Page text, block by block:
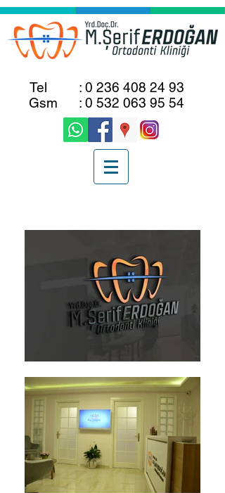
Tel : 0 236 408 24 93
Gsm : 0 532 063 95 54